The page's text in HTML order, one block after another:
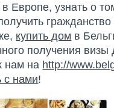
Европе, узнать о
купить дом в
получения визы
нам на http://
с нами!